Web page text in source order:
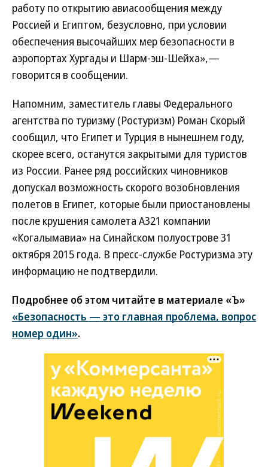
работу по открытию авиасообщения между
Россией и Египтом, безусловно, при условии
обеспечения высочайших мер безопасности в
аэропортах Хургады и Шарм-эш-Шейха»,—
говорится в сообщении.
Напомним, заместитель главы Федерального
агентства по туризму (Ростуризм) Роман Скорый
сообщил, что Египет и Турция в нынешнем году,
скорее всего, останутся закрытыми для туристов
из России. Ранее ряд российских чиновников
допускал возможность скорого возобновления
полетов в Египет, которые были приостановлены
после крушения самолета А321 компании
«Когалымавиа» на Синайском полуострове 31
октября 2015 года. В пресс-службе Ростуризма эту
информацию не подтвердили.
Подробнее об этом читайте в материале «Ъ»
«Безопасность — это главная проблема, вопрос
номер один».